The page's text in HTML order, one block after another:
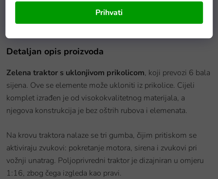
Prihvati
Na zalihi - dostava do 6 dana.
Detaljan opis proizvoda
Zelena traktor s uklonjivom prikolicom, koji prevozi 6 bala
sijena. Ove se elemente može ukloniti iz prikolice. Cijeli
komplet izrađen je od visokokvalitetnog materijala, a
njegova konstrukcija je bez oštrih rubova i elemenata.
Na krovu traktora nalaze se tri gumba, čijim pritiskom se
aktiviraju zvukovi: pokretanje motora, sirena i zvukovi pri
vožnji unatrag. Poljoprivredni traktor je dizajniran u omjeru
1:16, zbog čega izgleda kao pravi.